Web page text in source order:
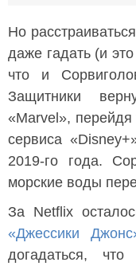
Но
даже гадать (и
что и
Защитники
«Marvel», перейдя
сервиса
2019-го года.
морские воды
За Netflix
«Джессики
догадаться,